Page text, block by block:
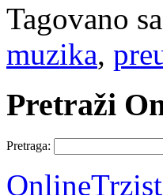
Tagovano sa
muzika,
Pretraži
Pretraga: